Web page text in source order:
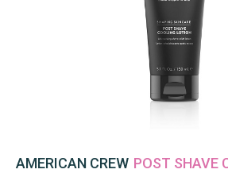
AMERICAN CREW POST SHAVE